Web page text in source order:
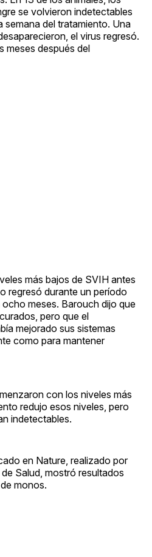
se volvieron indetectables
semana del tratamiento. Una
el virus regresó.
meses después del
más bajos de SVIH antes
regresó durante un período
meses. Barouch dijo que
pero que el
mejorado sus sistemas
como para mantener
con los niveles más
redujo esos niveles, pero
indetectables.
en Nature, realizado por
Salud, mostró resultados
monos.